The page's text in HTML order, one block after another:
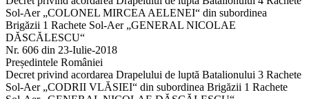
Sol-Aer „COLONEL MIRCEA AELENEI“ din subordinea
Brigăzii 1 Rachete Sol-Aer „GENERAL NICOLAE
DĂSCĂLESCU“
Nr. 606 din 23-Iulie-2018
Președintele României
Decret privind acordarea Drapelului de luptă Batalionului 3 Rachete
Sol-Aer „CODRII VLĂSIEI“ din subordinea Brigăzii 1 Rachete